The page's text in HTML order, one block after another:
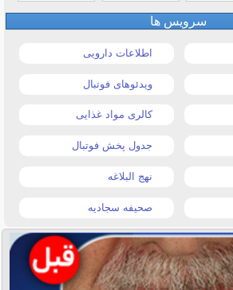
سرویس ها
اطلاعات دارویی
ویدئوهای فوتبال
کالری مواد غذایی
جدول پخش فوتبال
نهج البلاغه
صحیفه سجادیه